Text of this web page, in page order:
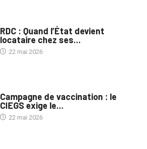
RDC : Quand l’État devient
locataire chez ses...
22 mai 2026
Campagne de vaccination : le
CIEGS exige le...
22 mai 2026